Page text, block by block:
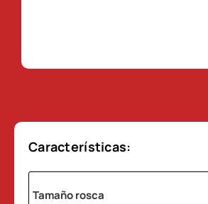
Características:
Tamaño rosca